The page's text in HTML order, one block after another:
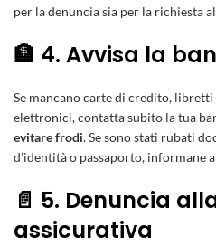
per la denuncia sia per la richiesta
🏦 4. Avvisa la
Se mancano carte di credito,
elettronici, contatta subito la tua
evitare frodi. Se sono stati rubati
d’identità o passaporto, informane
📄 5. Denuncia
assicurativa